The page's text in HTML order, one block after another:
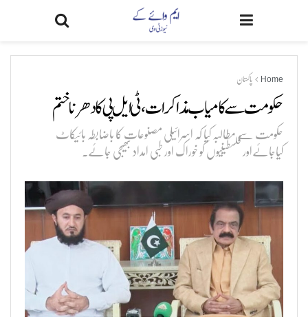
Home پاکستان
حکومت سے کامیاب مذاکرات،ٹی ایل پی کادھرناختم
حکومت سے مطالبہ کیا کہ اسرائیلی مصنوعات کا باضابطہ بائیکاٹ
کیاجائےاور فلسطینیوں کو خوراک اور طبی امداد بھیجی جائے۔